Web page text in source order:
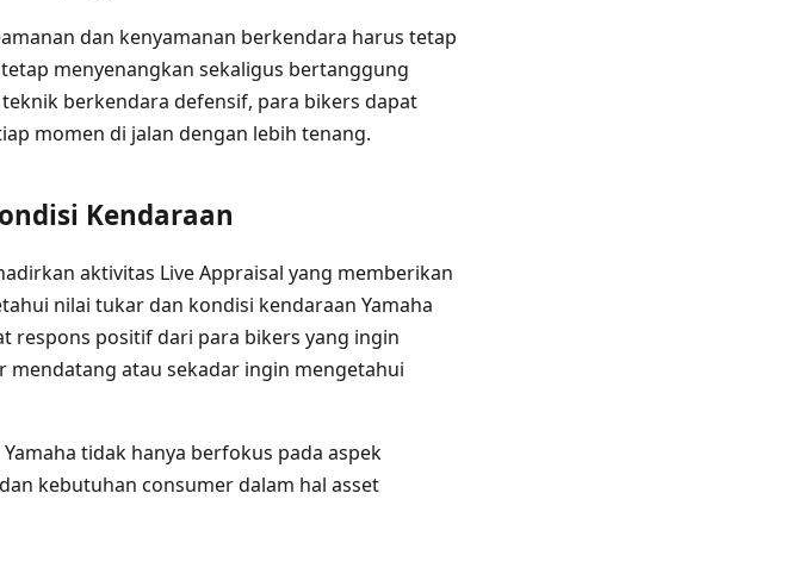
dan kenyamanan berkendara harus tetap
menyenangkan sekaligus bertanggung
berkendara defensif, para bikers dapat
momen di jalan dengan lebih tenang.
Kendaraan
aktivitas Live Appraisal yang memberikan
nilai tukar dan kondisi kendaraan Yamaha
respons positif dari para bikers yang ingin
mendatang atau sekadar ingin mengetahui
tidak hanya berfokus pada aspek
kebutuhan consumer dalam hal asset